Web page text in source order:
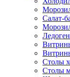
Салат-
Столы
Столы